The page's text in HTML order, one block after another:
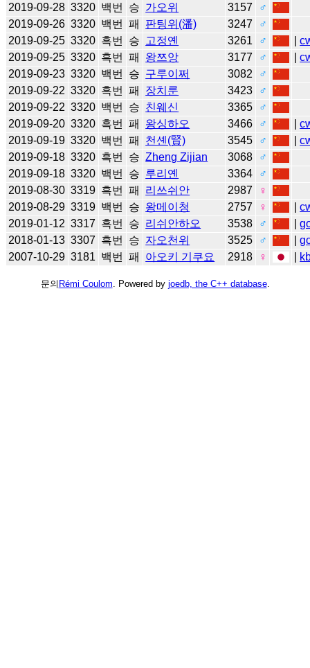
2019-09-28 3320 백번 승 가오위 3157
♂
2019-09-26 3320 백번 패 판팅위(潘) 3247
♂
2019-09-25 3320 흑번 승 고정옌 3261 ♂ |
2019-09-25 3320 흑번 패 왕쯔앙 3177 ♂ |
2019-09-23 3320 백번 승 구루이쩌 3082
♂
2019-09-22 3320 흑번 패 장치룬 3423
♂
2019-09-22 3320 백번 승 친웨신 3365
♂
2019-09-20 3320 흑번 패 왕싱하오 3466 ♂ |
2019-09-19 3320 백번 패 천셴(賢) 3545 ♂ |
2019-09-18 3320 흑번 승 Zheng Zijian 3068
♂
2019-09-18 3320 백번 승 루리옌 3364
♂
2019-08-30 3319 흑번 패 리쓰쉬안 2987
♀
2019-08-29 3319 백번 승 왕메이청 2757 ♀ |
2019-01-12 3317 흑번 승 리쉬안하오 3538 ♂ |
2018-01-13 3307 흑번 승 자오천위 3525 ♂ |
2007-10-29 3181 백번 패 아오키 기쿠요 2918 ♀
문의 Rémi Coulom . Powered by joedb, the C++ database.